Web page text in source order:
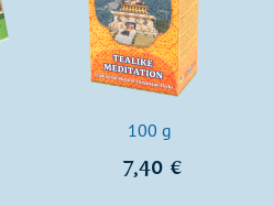
100 g
7,40 €